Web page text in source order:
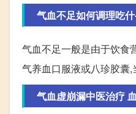
气血不足如何调理吃什
气血不足一般是由于饮食
气养血口服液或八珍胶囊,
气血虚崩漏中医治疗